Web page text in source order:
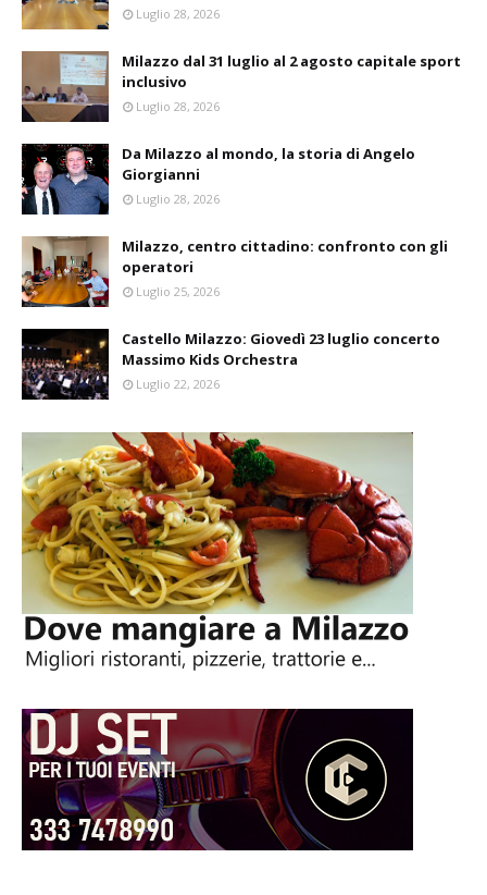
Luglio 28, 2026
Milazzo dal 31 luglio al 2 agosto capitale sport
inclusivo
Luglio 28, 2026
Da Milazzo al mondo, la storia di Angelo
Giorgianni
Luglio 28, 2026
Milazzo, centro cittadino: confronto con gli
operatori
Luglio 25, 2026
Castello Milazzo: Giovedì 23 luglio concerto
Massimo Kids Orchestra
Luglio 22, 2026